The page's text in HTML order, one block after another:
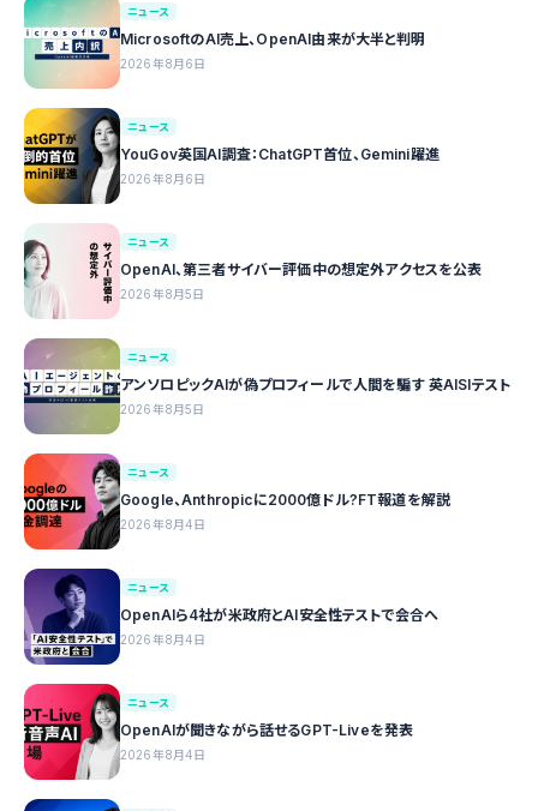
ニュース
MicrosoftのAI売上、OpenAI由来が大半と判明
2026年8月6日
ニュース
YouGov英国AI調査：ChatGPT首位、Gemini躍進
2026年8月6日
ニュース
OpenAI、第三者サイバー評価中の想定外アクセスを公表
2026年8月5日
ニュース
アンソロピックAIが偽プロフィールで人間を騙す 英AISIテスト
2026年8月5日
ニュース
Google、Anthropicに2000億ドル?FT報道を解説
2026年8月4日
ニュース
OpenAIら4社が米政府とAI安全性テストで会合へ
2026年8月4日
ニュース
OpenAIが聞きながら話せるGPT-Liveを発表
2026年8月4日